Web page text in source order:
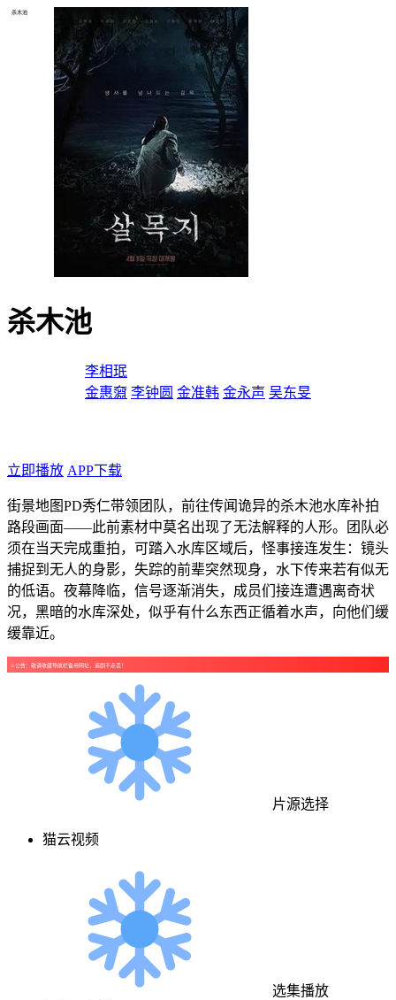
杀木池
杀木池
李相珉
金惠奫 李钟圆 金准韩 金永声 吴东旻
立即播放 APP下载
街景地图PD秀仁带领团队，前往传闻诡异的杀木池水库补拍
路段画面——此前素材中莫名出现了无法解释的人形。团队必
须在当天完成重拍，可踏入水库区域后，怪事接连发生：镜头
捕捉到无人的身影，失踪的前辈突然现身，水下传来若有似无
的低语。夜幕降临，信号逐渐消失，成员们接连遭遇离奇状
况，黑暗的水库深处，似乎有什么东西正循着水声，向他们缓
缓靠近。
☺公告：敬请收藏导航栏备用网址，追剧不走丢！
片源选择
猫云视频
选集播放